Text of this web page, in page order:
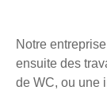
Notre
ensuite des
de WC, ou une